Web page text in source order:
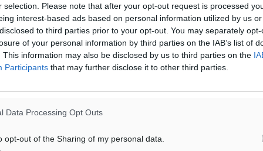
selection. Please note that after your opt-out request is processed
interest-based ads based on personal information utilized by us
to third parties prior to your opt-out. You may separately
of your personal information by third parties on the IAB’s list of
This information may also be disclosed by us to third parties on the
Participants that may further disclose it to other third parties.
Data Processing Opt Outs
opt-out of the Sharing of my personal data.
ακυρώθηκε το
Γεώργιου Σαμψάκου,
Οι δύο αιρετοί
εξαιτίας εργατικού
στον σοβαρό
ακύρωσης
στοιχείων που να
Αναβλήθηκαν τρεις δίκες
υποθέσεις που έχουν
θόρυβο στην κοινή γνώμη
Για την 16η Μαΐου 2024
αναβλήθηκε χθες, λόγω της